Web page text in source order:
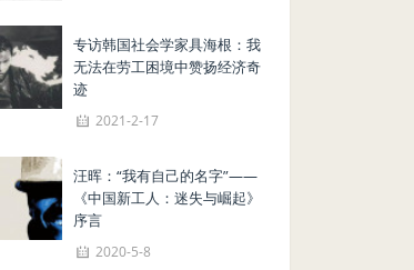
专访韩国社会学家具海根：我
无法在劳工困境中赞扬经济奇
迹
2021-2-17
汪晖：“我有自己的名字”——
《中国新工人：迷失与崛起》
序言
2020-5-8